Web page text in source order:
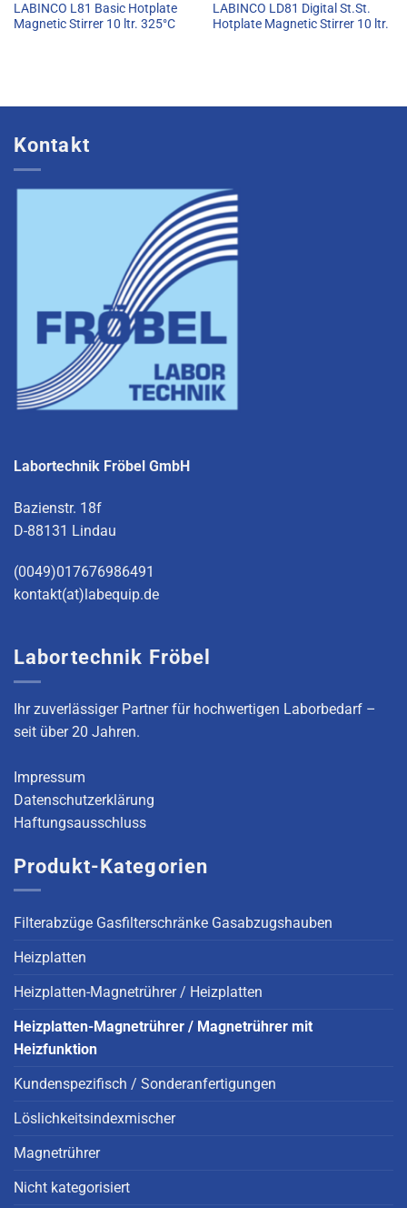
LABINCO L81 Basic Hotplate
Magnetic Stirrer 10 ltr. 325°C
LABINCO LD81 Digital St.St.
Hotplate Magnetic Stirrer 10 ltr.
Kontakt
Labortechnik Fröbel GmbH
Bazienstr. 18f
D-88131 Lindau
(0049)017676986491
kontakt(at)labequip.de
Labortechnik Fröbel
Ihr zuverlässiger Partner für hochwertigen Laborbedarf –
seit über 20 Jahren.
Impressum
Datenschutzerklärung
Haftungsausschluss
Produkt-Kategorien
Filterabzüge Gasfilterschränke Gasabzugshauben
Heizplatten
Heizplatten-Magnetrührer / Heizplatten
Heizplatten-Magnetrührer / Magnetrührer mit
Heizfunktion
Kundenspezifisch / Sonderanfertigungen
Löslichkeitsindexmischer
Magnetrührer
Nicht kategorisiert